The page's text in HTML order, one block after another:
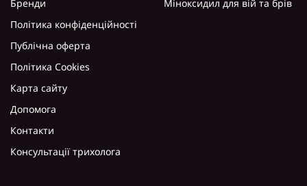
Бренди
Політика конфіденційності
Публічна оферта
Політика Cookies
Карта сайту
Допомога
Контакти
Консультації трихолога
Міноксидил для вій та брів